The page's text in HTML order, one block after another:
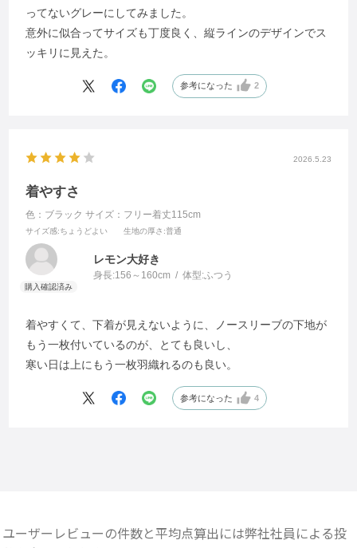
ってないグレーにしてみました。
意外に似合ってサイズも丁度良く、縦ラインのデザインでス
ッキリに見えた。
参考になった 2
2026.5.23
着やすさ
色：ブラック サイズ：フリー着丈115cm
サイズ感:ちょうどよい 生地の厚さ :普通
レモン大好き
身長:156～160cm 体型:ふつう
着やすくて、下着が見えないように、ノースリーブの下地が
もう一枚付いているのが、とても良いし、
寒い日は上にもう一枚羽織れるのも良い。
参考になった 4
ユーザーレビューの件数と平均点算出には弊社社員による投